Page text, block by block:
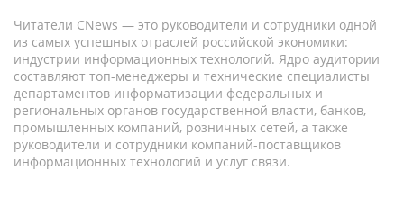
Читатели CNews — это руководители и сотрудники одной
из самых успешных отраслей российской экономики:
индустрии информационных технологий. Ядро аудитории
составляют топ-менеджеры и технические специалисты
департаментов информатизации федеральных и
региональных органов государственной власти, банков,
промышленных компаний, розничных сетей, а также
руководители и сотрудники компаний-поставщиков
информационных технологий и услуг связи.